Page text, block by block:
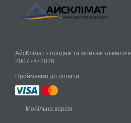
АйсКлімат - продаж та монтаж
2007 - © 2026
Приймаємо до оплати
Мобільна версія